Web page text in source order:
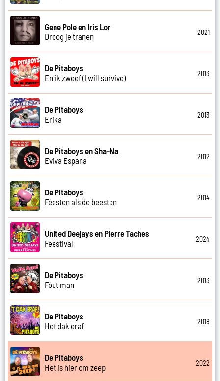
Gene Pole en Iris Lor
Droog je tranen
2021
De Pitaboys
En ik zweef (I will survive)
2013
De Pitaboys
Erika
2013
De Pitaboys en Sha-Na
Eviva Espana
2012
De Pitaboys
Feesten als de beesten
2014
United Deejays en Pierre Taches
Feestival
2024
De Pitaboys
Fout man
2013
De Pitaboys
Het dak eraf
2018
De Pitaboys
Het is hier om zeep
2022